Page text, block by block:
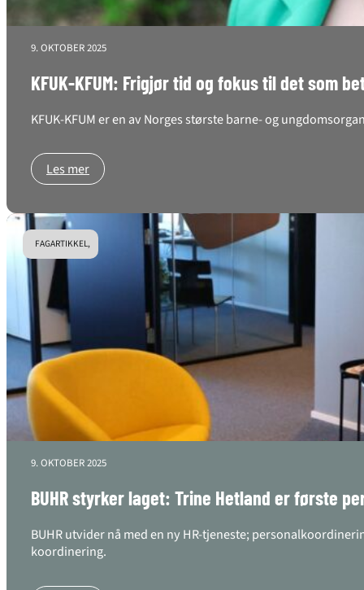
9. OKTOBER 2025
KFUK-KFUM: Frigjør tid og fokus til det som
KFUK-KFUM er en av Norges største barne- og
Les mer
FAGARTIKKEL,
9. OKTOBER 2025
BUHR styrker laget: Trine Hetland er første
BUHR utvider nå med en ny HR-tjeneste;
koordinering.